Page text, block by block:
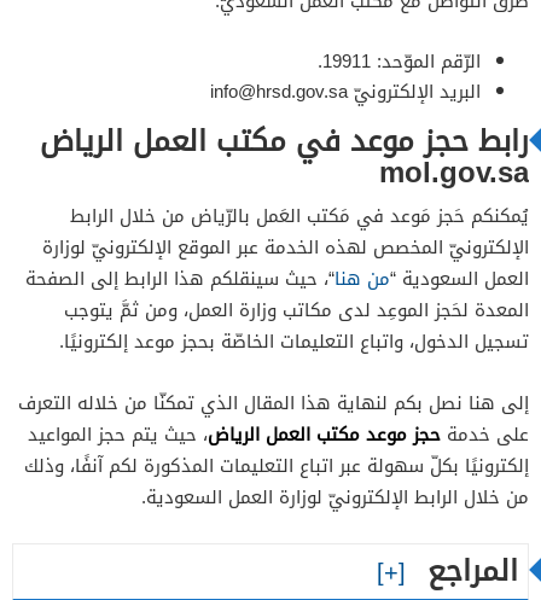
الرّقم الموّحد: 19911.
البريد الإلكترونيّinfo@hrsd.gov.sa
رابط حجز موعد في مكتب العمل الرياض
mol.gov.sa
يُمكنكم حَجز مَوعد في مَكتب العَمل بالرّياض من خلال الرابط
الإلكترونيّ المخصص لهذه الخدمة عبر الموقع الإلكترونيّ لوزارة
العمل السعودية “من هنا“، حيث سينقلكم هذا الرابط إلى الصفحة
المعدة لحَجز الموعِد لدى مكاتب وزارة العمل، ومن ثمَّ يتوجب
تسجيل الدخول، واتباع التعليمات الخاصّة بحجز موعد إلكترونيًا.
إلى هنا نصل بكم لنهاية هذا المقال الذي تمكنّا من خلاله التعرف
على خدمة حجز موعد مكتب العمل الرياض، حيث يتم حجز المواعيد
إلكترونيًا بكلّ سهولة عبر اتباع التعليمات المذكورة لكم آنفًا، وذلك
من خلال الرابط الإلكترونيّ لوزارة العمل السعودية.
المراجع